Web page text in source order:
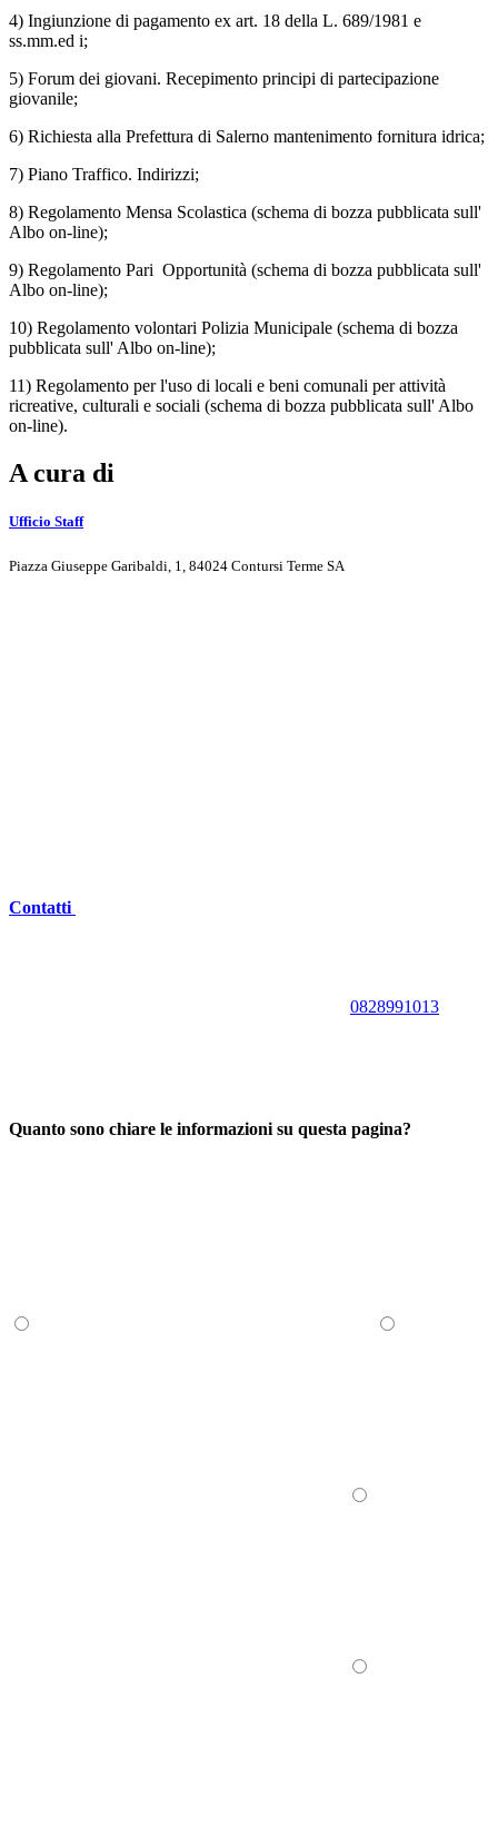
4) Ingiunzione di pagamento ex art. 18 della L. 689/1981 e
ss.mm.ed i;
5) Forum dei giovani. Recepimento principi di partecipazione
giovanile;
6) Richiesta alla Prefettura di Salerno mantenimento fornitura idrica;
7) Piano Traffico. Indirizzi;
8) Regolamento Mensa Scolastica (schema di bozza pubblicata sull'
Albo on-line);
9) Regolamento Pari Opportunità (schema di bozza pubblicata sull'
Albo on-line);
10) Regolamento volontari Polizia Municipale (schema di bozza
pubblicata sull' Albo on-line);
11) Regolamento per l'uso di locali e beni comunali per attività
ricreative, culturali e sociali (schema di bozza pubblicata sull' Albo
on-line).
A cura di
Ufficio Staff
Piazza Giuseppe Garibaldi, 1, 84024 Contursi Terme SA
Contatti
0828991013
Quanto sono chiare le informazioni su questa pagina?